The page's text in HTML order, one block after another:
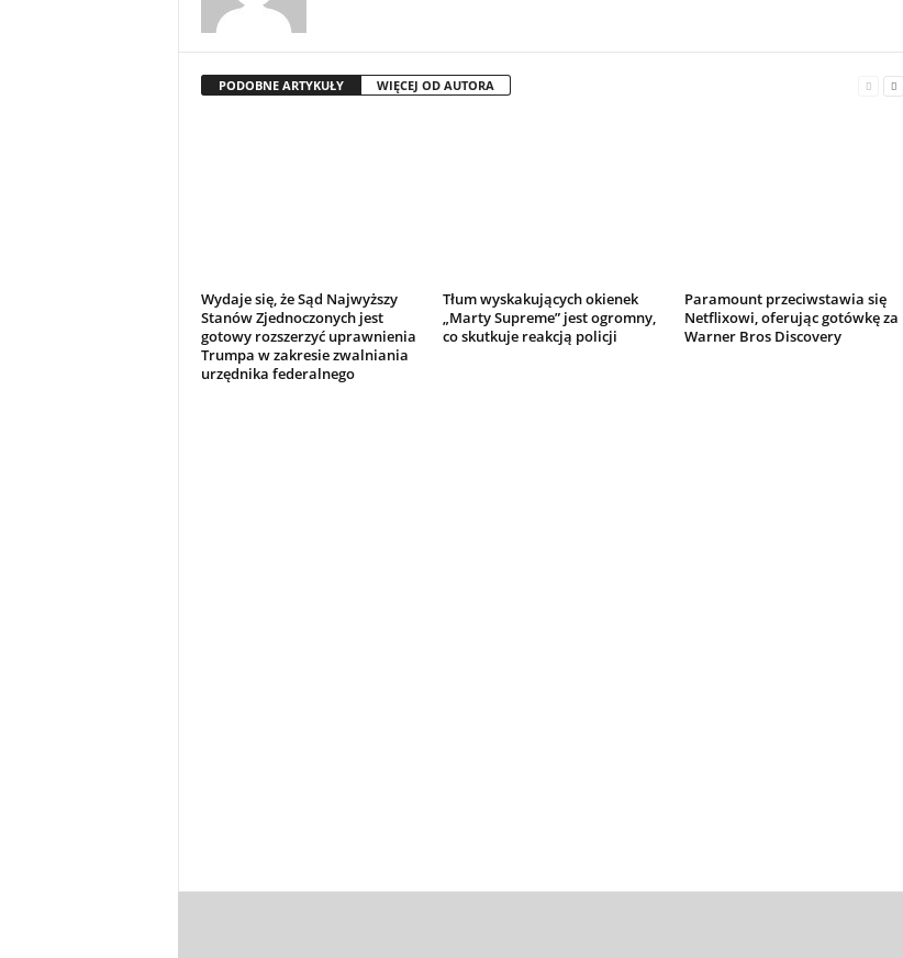
PODOBNE ARTYKUŁY WIĘCEJ OD AUTORA
Wydaje się, że Sąd Najwyższy
Stanów Zjednoczonych jest
gotowy rozszerzyć uprawnienia
Trumpa w zakresie zwalniania
urzędnika federalnego
Tłum wyskakujących okienek
„Marty Supreme” jest ogromny,
co skutkuje reakcją policji
Paramount przeciwstawia się
Netflixowi, oferując gotówkę za
Warner Bros Discovery